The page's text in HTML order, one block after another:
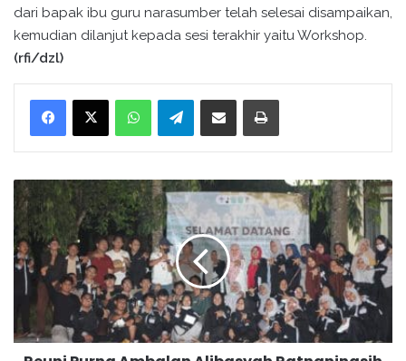
dari bapak ibu guru narasumber telah selesai disampaikan,
kemudian dilanjut kepada sesi terakhir yaitu Workshop.
(rfi/dzl)
WhatsApp Telegram
e
u
n
i
n